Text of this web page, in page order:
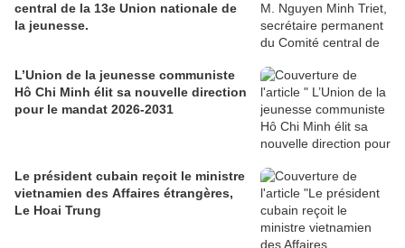
central de la 13e Union nationale de
la jeunesse.
L’Union de la jeunesse communiste
Hô Chi Minh élit sa nouvelle direction
pour le mandat 2026-2031
Le président cubain reçoit le ministre
vietnamien des Affaires étrangères,
Le Hoai Trung